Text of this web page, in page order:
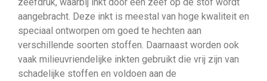
aangebracht. Deze inkt is meestal van hoge kwaliteit en
speciaal ontworpen om goed te hechten aan
verschillende soorten stoffen. Daarnaast worden ook
vaak milieuvriendelijke inkten gebruikt die vrij zijn van
schadelijke stoffen en voldoen aan de